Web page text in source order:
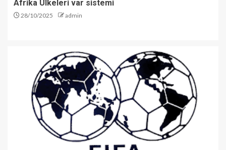
Afrika Ülkeleri var sistemi
28/10/2025 admin